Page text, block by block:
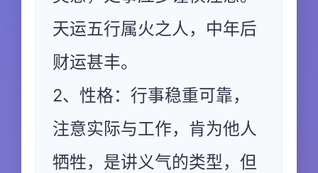
天运五行属火之人，中年后
财运甚丰。
2、性格：行事稳重可靠，
注意实际与工作，肯为他人
牺牲，是讲义气的类型，但